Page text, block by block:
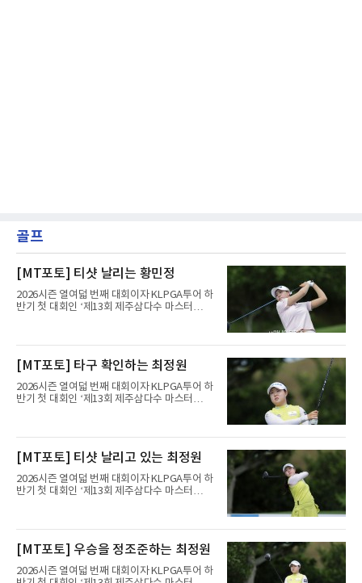
골프
[MT포토] 티샷 날리는 황민정
2026시즌 열여덟 번째 대회이자 KLPGA투어 하
반기 첫 대회인 ‘제13회 제주삼다수 마스터
트(파72/6,767야드)에서 열리고 있다.6일 현재
홀에서 경기하고 있다.
[MT포토] 타구 확인하는 최정원
2026시즌 열여덟 번째 대회이자 KLPGA투어 하
반기 첫 대회인 ‘제13회 제주삼다수 마스터
트(파72/6,767야드)에서 열리고 있다.6일 현재
홀에서 경기하고 있다.
[MT포토] 티샷 날리고 있는 최정원
2026시즌 열여덟 번째 대회이자 KLPGA투어 하
반기 첫 대회인 ‘제13회 제주삼다수 마스터
트(파72/6,767야드)에서 열리고 있다.6일 현재
홀에서 경기하고 있다.
[MT포토] 우승을 정조준하는 최정원
2026시즌 열여덟 번째 대회이자 KLPGA투어 하